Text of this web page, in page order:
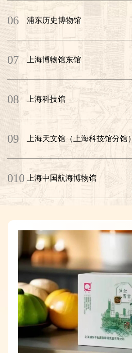
“十五五”时期，浦东新区将依托“一轴
映”的生产力布局体系，聚焦集成电路、
导产业，智能网联汽车、软件信息等十
来信息等六大未来产业，实施功能跃升
大战略，加快建设更加开放、创新、人
现代化新浦东。
06 浦东历史博物馆
07 上海博物馆东馆
08 上海科技馆
09 上海天文馆（上海科技馆分馆）
010 上海中国航海博物馆